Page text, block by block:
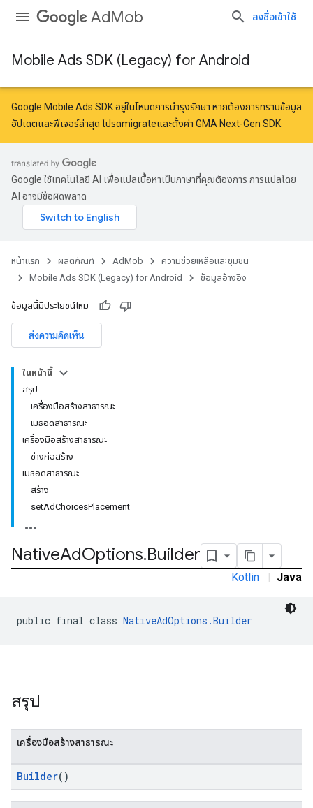
AdMob ลงชื่อเข้าใช้
Mobile Ads SDK (Legacy) for Android
Google Mobile Ads SDK อยู่ในโหมดการบำรุงรักษา หากต้องการทราบข้อมูล
อัปเดตและฟีเจอร์ล่าสุด โปรดmigrateและตั้งค่า GMA Next-Gen SDK
Google ใช้เทคโนโลยี AI เพื่อแปลเนื้อหาเป็นภาษาที่คุณต้องการ การแปลโดย
AI อาจมีข้อผิดพลาด
หน้าแรก ผลิตภัณฑ์ AdMob
ความช่วยเหลือและชุมชน
Mobile Ads SDK (Legacy) for Android
ข้อมูลอ้างอิง
ข้อมูลนี้มีประโยชน์ไหม
ส่งความคิดเห็น
ในหน้านี้
สรุป
เครื่องมือสร้างสาธารณะ
เมธอดสาธารณะ
เครื่องมือสร้างสาธารณะ
ช่างก่อสร้าง
เมธอดสาธารณะ
สร้าง
setAdChoicesPlacement
NativeAdOptions.Builder
Kotlin | Java
public final class NativeAdOptions.Builder
สรุป
เครื่องมือสร้างสาธารณะ
Builder()